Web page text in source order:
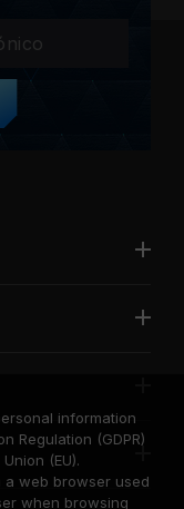
information
Regulation (GDPR)
(EU).
a web browser used
when browsing